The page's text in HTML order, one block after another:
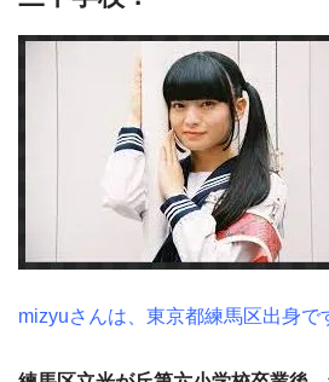
mizyuさんは、東京都練馬区出身で